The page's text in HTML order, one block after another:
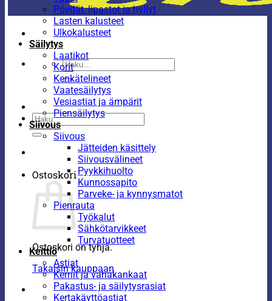
Etsi:
Etsi:
Ostoskori
Ostoskori on tyhjä.
Takaisin kauppaan
Pöydät, lipastot ja hyllyt
Lasten kalusteet
Ulkokalusteet
Säilytys
Laatikot
Korit
Kenkätelineet
Vaatesäilytys
Vesiastiat ja ämpärit
Piensäilytys
Siivous
Siivous
Jätteiden käsittely
Siivousvälineet
Pyykkihuolto
Kunnossapito
Parveke- ja kynnysmatot
Pienrauta
Työkalut
Sähkötarvikkeet
Turvatuotteet
Keittiö
Astiat
Kernit ja vahakankaat
Pakastus- ja säilytysrasiat
Kertakäyttöastiat